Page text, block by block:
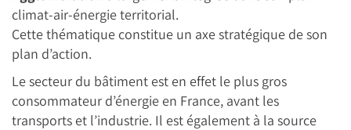
climat-air-énergie territorial.
Cette thématique constitue un axe stratégique de son
plan d’action.
Le secteur du bâtiment est en effet le plus gros
consommateur d’énergie en France, avant les
transports et l’industrie. Il est également à la source